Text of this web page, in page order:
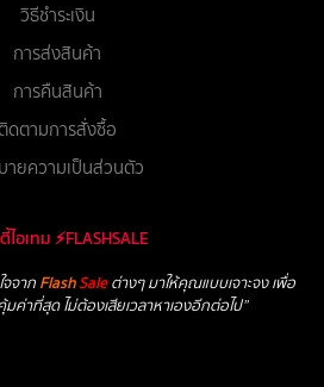
วิธีชำระเงิน
การส่งสินค้า
การคืนสินค้า
ดตามการสั่งซื้อ
ายความเป็นส่วนตัว
ไอเทม ⚡FLASHSALE
จจาก FlashSaleต่างๆ มาให้คุณแบบเจาะจง เพื่อ
าที่สุด ไม่ต้องเสียเวลาหาเองอีกต่อไป”